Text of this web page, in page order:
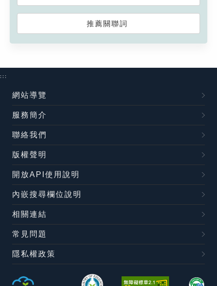
推薦關聯詞
:::
網站導覽
服務簡介
聯絡我們
版權聲明
開放API使用說明
內嵌搜尋欄位說明
相關連結
常見問題
隱私權政策